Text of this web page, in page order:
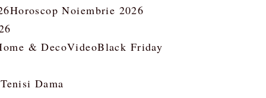
Horoscop Noiembrie 2026
& DecoVideoBlack Friday
Dama